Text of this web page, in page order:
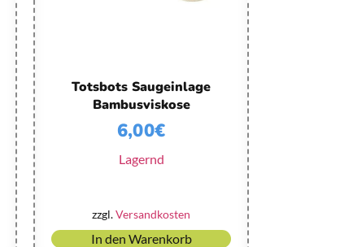
Totsbots Saugeinlage
Bambusviskose
6,00€
Lagernd
zzgl.Versandkosten
In den Warenkorb